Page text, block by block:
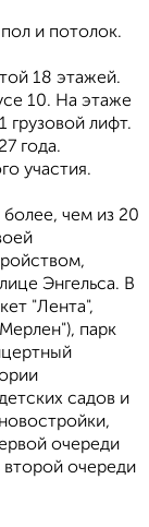
и потолок.
18 этажей.
10. На этаже
грузовой лифт.
года.
участия.
чем из 20
Энгeльса. В
"Лента",
парк
садов и
очереди
второй очереди